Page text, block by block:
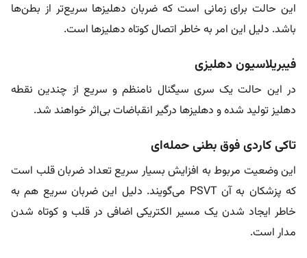
این حالت برای زمانی است که ضربان دهلیز‌ها سریع‌تر از بطن‌ها
باشد. دلیل این امر به خاطر اتصال کوتاه دهلیز‌ها است.
فیبریلاسیون دهلیزی
در این حالت یک سری سیگنال نامنظم و سریع از چندین نقطه
دهلیز تولید شده و دهلیز‌ها درگیر انقباضات بی‌اثر خواهند شد.
تاکی کاردی فوق بطنی حمله‌ای
این وضعیت مربوط به افزایش بسیار سریع تعداد ضربان قلب است
که پزشکان به آن PSVT می‌گویند. دلیل این ضربان سریع هم به
خاطر ایجاد شدن یک مسیر الکتریکی اضافی در قلب و کوتاه شدن
مدار است.